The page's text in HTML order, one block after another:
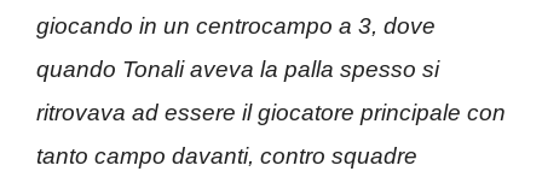
giocando in un centrocampo a 3, dove
quando Tonali aveva la palla spesso si
ritrovava ad essere il giocatore principale con
tanto campo davanti, contro squadre